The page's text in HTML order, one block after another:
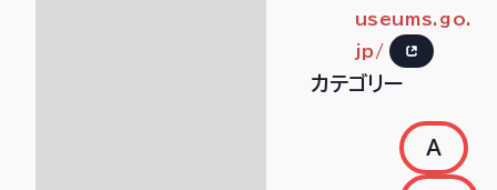
useums.go.
jp/
カテゴリー
A